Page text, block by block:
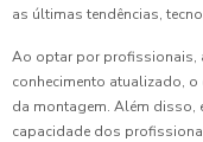
as últimas tendências,
Ao optar por profissionais,
conhecimento atualizado,
da montagem. Além disso,
capacidade dos